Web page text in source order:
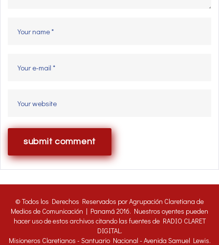
© Todos los Derechos Reservados por Agrupación Claretiana de
Medios de Comunicación | Panamá 2016. Nuestros oyentes pueden
hacer uso de estos archivos citando las fuentes de RADIO CLARET
DIGITAL.
Misioneros Claretianos - Santuario Nacional - Avenida Samuel Lewis.